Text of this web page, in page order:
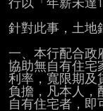
行以「年薪未達
針對此事，土地
一、本行配合政
協助無自有住宅
利率，寬限期及
負擔，凡本人，
自有住宅者，即